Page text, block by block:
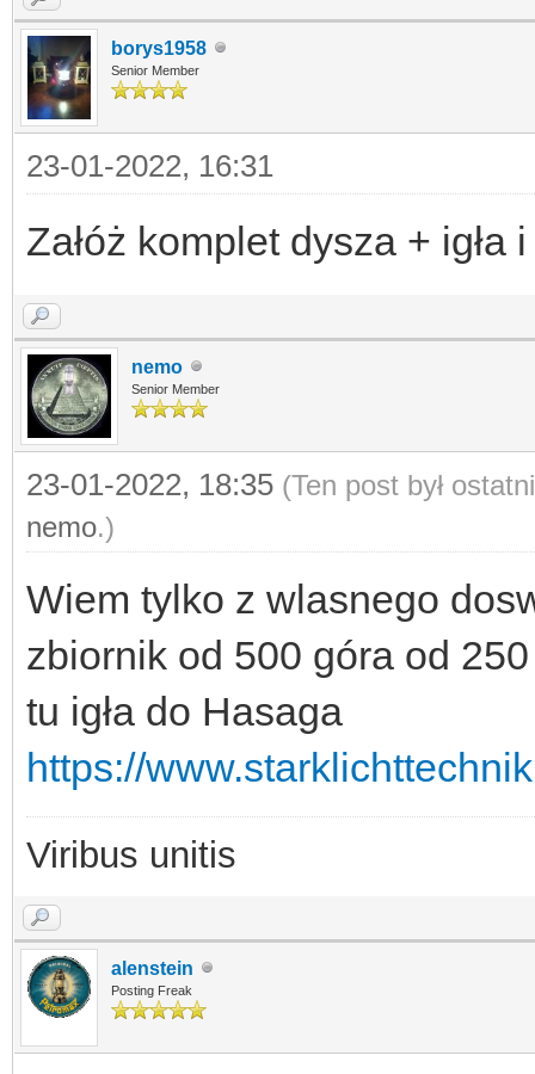
borys1958
Senior Member
23-01-2022, 16:31
Załóż komplet dysza + igła
nemo
Senior Member
23-01-2022, 18:35 (Ten post był
nemo.)
Wiem tylko z wlasnego
zbiornik od 500 góra od
tu igła do Hasaga
https://
Viribus unitis
alenstein
Posting Freak